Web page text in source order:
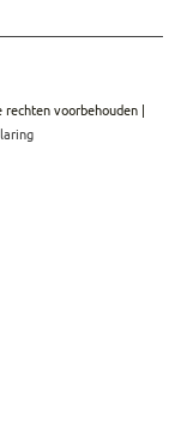
voorbehouden |